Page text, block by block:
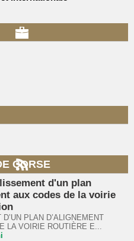
CORSE
d'un plan
aux codes de la voirie
PLAN D’ALIGNEMENT
LA VOIRIE ROUTIÈRE E...